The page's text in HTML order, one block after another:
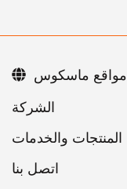
اتصل بنا
مواقع ماسكوس